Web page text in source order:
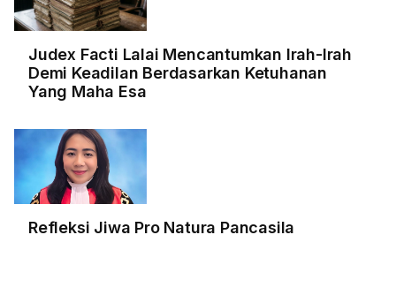
Judex Facti Lalai Mencantumkan Irah-Irah
Demi Keadilan Berdasarkan Ketuhanan
Yang Maha Esa
Refleksi Jiwa Pro Natura Pancasila